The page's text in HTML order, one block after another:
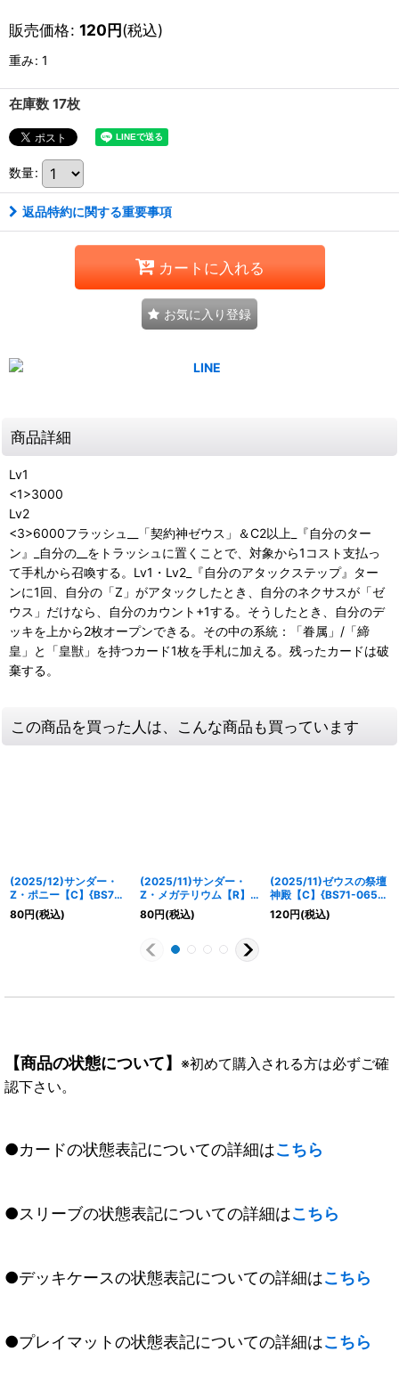
販売価格: 120円(税込)
重み: 1
在庫数 17枚
数量:
返品特約に関する重要事項
カートに入れる
お気に入り登録
商品詳細
Lv1
<1>3000
Lv2
<3>6000フラッシュ__「契約神ゼウス」＆C2以上_『自分のター
ン』_自分の__をトラッシュに置くことで、対象から1コスト支払っ
て手札から召喚する。Lv1・Lv2_『自分のアタックステップ』ター
ンに1回、自分の「Z」がアタックしたとき、自分のネクサスが「ゼ
ウス」だけなら、自分のカウント+1する。そうしたとき、自分のデ
ッキを上から2枚オープンできる。その中の系統：「眷属」/「締
皇」と「皇獣」を持つカード1枚を手札に加える。残ったカードは破
棄する。
この商品を買った人は、こんな商品も買っています
(2025/12)サンダー・
Z・ポニー【C】{BS72-
003}《赤》
80円(税込)
(2025/11)サンダー・
Z・メガテリウム【R】
{BS71-009}《赤》
80円(税込)
(2025/11)ゼウスの祭壇
神殿【C】{BS71-065}
《赤》
120円(税込)
【商品の状態について】 ※初めて購入される方は必ずご確
認下さい。
●カードの状態表記についての詳細はこちら
●スリーブの状態表記についての詳細はこちら
●デッキケースの状態表記についての詳細はこちら
●プレイマットの状態表記についての詳細はこちら